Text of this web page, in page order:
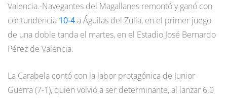
Valencia.-Navegantes del Magallanes remontó y ganó con
contundencia 10-4a Águilas del Zulia, en el primer juego
de una doble tanda el martes, en el Estadio José Bernardo
Pérez de Valencia.
La Carabela contó con la labor protagónica de Junior
Guerra (7-1), quien volvió a ser determinante, al lanzar 6.0